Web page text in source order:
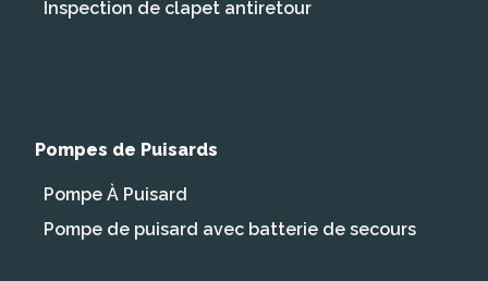
Inspection de clapet antiretour
Pompes de Puisards
Pompe À Puisard
Pompe de puisard avec batterie de secours